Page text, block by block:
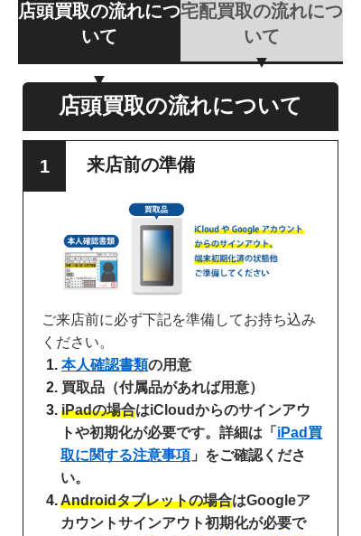
店頭買取の流れにつ
いて
宅配買取の流れにつ
いて
店頭買取の流れについて
来店前の準備
ご来店前に必ず下記を準備してお持ち込み
ください。
本人確認書類の用意
買取品（付属品があれば用意）
iPadの場合はiCloudからのサインアウ
トや初期化が必要です。詳細は「 iPad買
取に関する注意事項 」をご確認くださ
い。
Androidタブレットの場合はGoogleア
カウントサインアウト初期化が必要で